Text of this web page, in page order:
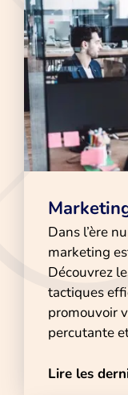
Dans l’ère
marketing
Découvrez
tactiques
promouvoir
percutante
Lire les